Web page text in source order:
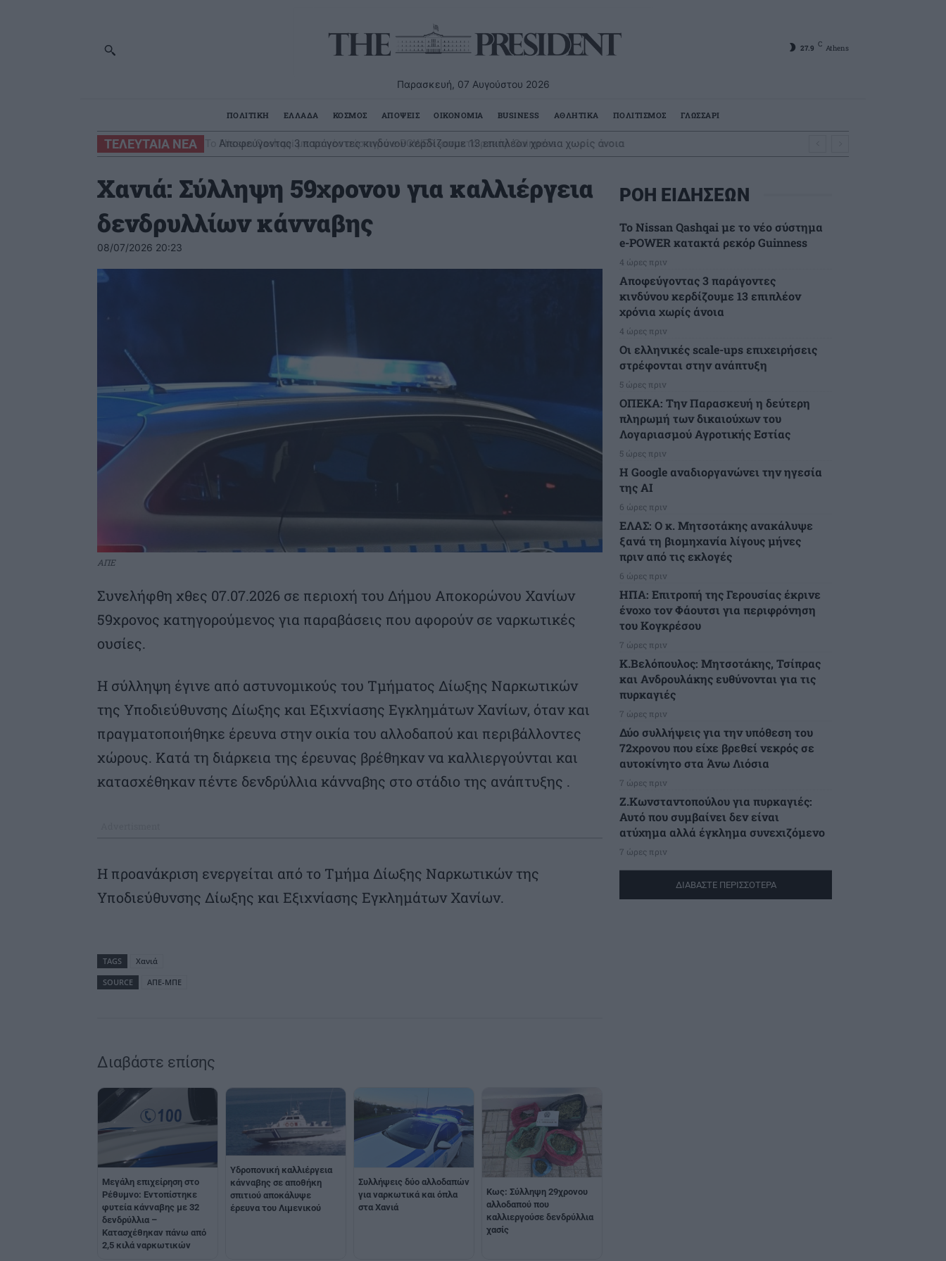
Παρασκευή, 07 Αυγούστου 2026
27.9 C Athens
ΠΟΛΙΤΙΚΗ ΕΛΛΑΔΑ ΚΟΣΜΟΣ ΑΠΟΨΕΙΣ ΟΙΚΟΝΟΜΙΑ BUSINESS ΑΘΛΗΤΙΚΑ ΠΟΛΙΤΙΣΜΟΣ ΓΛΩΣΣΑΡΙ
ΤΕΛΕΥΤΑΙΑ ΝΕΑ Αποφεύγοντας 3 παράγοντες κινδύνου κερδίζουμε 13 επιπλέον χρόνια χωρίς άνοια
Χανιά: Σύλληψη 59χρονου για καλλιέργεια
δενδρυλλίων κάνναβης
08/07/2026 20:23
ΑΠΕ
Συνελήφθη χθες 07.07.2026 σε περιοχή του Δήμου Αποκορώνου Χανίων
59χρονος κατηγορούμενος για παραβάσεις που αφορούν σε ναρκωτικές
ουσίες.
Η σύλληψη έγινε από αστυνομικούς του Τμήματος Δίωξης Ναρκωτικών
της Υποδιεύθυνσης Δίωξης και Εξιχνίασης Εγκλημάτων Χανίων, όταν και
πραγματοποιήθηκε έρευνα στην οικία του αλλοδαπού και περιβάλλοντες
χώρους. Κατά τη διάρκεια της έρευνας βρέθηκαν να καλλιεργούνται και
κατασχέθηκαν πέντε δενδρύλλια κάνναβης στο στάδιο της ανάπτυξης .
Η προανάκριση ενεργείται από το Τμήμα Δίωξης Ναρκωτικών της
Υποδιεύθυνσης Δίωξης και Εξιχνίασης Εγκλημάτων Χανίων.
TAGS
Χανιά
SOURCE
ΑΠΕ-ΜΠΕ
Διαβάστε επίσης
Μεγάλη επιχείρηση στο
Ρέθυμνο: Εντοπίστηκε
φυτεία κάνναβης με 32
δενδρύλλια –
Κατασχέθηκαν πάνω από
2,5 κιλά ναρκωτικών
Υδροπονική καλλιέργεια
κάνναβης σε αποθήκη
σπιτιού αποκάλυψε
έρευνα του Λιμενικού
Συλλήψεις δύο αλλοδαπών
για ναρκωτικά και όπλα
στα Χανιά
Κως: Σύλληψη 29χρονου
αλλοδαπού που
καλλιεργούσε δενδρύλλια
χασίς
ΡΟΗ ΕΙΔΗΣΕΩΝ
Το Nissan Qashqai με το νέο σύστημα
e-POWER κατακτά ρεκόρ Guinness
4 ώρες πριν
Αποφεύγοντας 3 παράγοντες
κινδύνου κερδίζουμε 13 επιπλέον
χρόνια χωρίς άνοια
4 ώρες πριν
Οι ελληνικές scale-ups επιχειρήσεις
στρέφονται στην ανάπτυξη
5 ώρες πριν
ΟΠΕΚΑ: Την Παρασκευή η δεύτερη
πληρωμή των δικαιούχων του
Λογαριασμού Αγροτικής Εστίας
5 ώρες πριν
H Google αναδιοργανώνει την ηγεσία
της AI
6 ώρες πριν
ΕΛΑΣ: Ο κ. Μητσοτάκης ανακάλυψε
ξανά τη βιομηχανία λίγους μήνες
πριν από τις εκλογές
6 ώρες πριν
ΗΠΑ: Επιτροπή της Γερουσίας έκρινε
ένοχο τον Φάουτσι για περιφρόνηση
του Κογκρέσου
7 ώρες πριν
K.Βελόπουλος: Μητσοτάκης, Τσίπρας
και Ανδρουλάκης ευθύνονται για τις
πυρκαγιές
7 ώρες πριν
Δύο συλλήψεις για την υπόθεση του
72χρονου που είχε βρεθεί νεκρός σε
αυτοκίνητο στα Άνω Λιόσια
7 ώρες πριν
Ζ.Κωνσταντοπούλου για πυρκαγιές:
Αυτό που συμβαίνει δεν είναι
ατύχημα αλλά έγκλημα συνεχιζόμενο
7 ώρες πριν
ΔΙΑΒΑΣΤΕ ΠΕΡΙΣΣΟΤΕΡΑ